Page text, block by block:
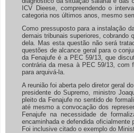
ICV Dieese, compreendendo o
categoria nos últimos anos, mesmo
Como pressuposto para a instalação
demais tribunais superiores, cobrando
dela. Mas esta questão não será
questões de alcance geral para o
da Fenajufe é a PEC 59/13, que
contrária da mesa à PEC 59/13, com
para arquivá-la.
A reunião foi aberta pelo diretor geral
presidente do Supremo, ministro
pleito da Fenajufe no sentido de
até mesmo a convocação dos
Fenajufe na necessidade de
encaminhada e defendida
Foi inclusive citado o exemplo do